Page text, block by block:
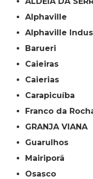
Alphaville
Alphaville
Barueri
Caieiras
Caierias
Carapicuíba
Franco da
GRANJA VIANA
Guarulhos
Mairiporã
Osasco